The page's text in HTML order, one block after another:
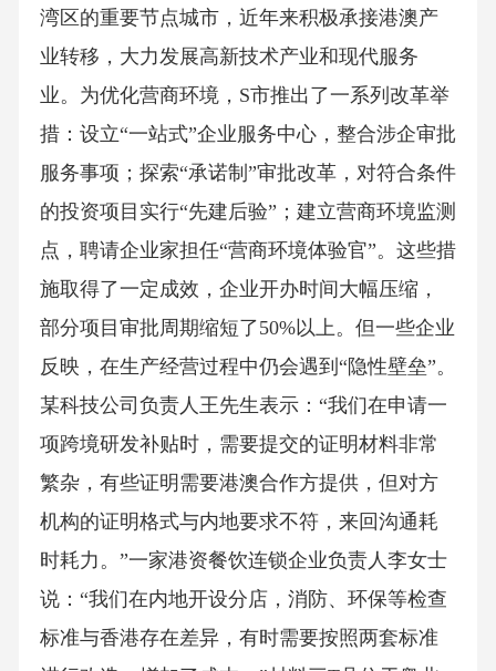
湾区的重要节点城市，近年来积极承接港澳产
业转移，大力发展高新技术产业和现代服务
业。为优化营商环境，S市推出了一系列改革举
措：设立“一站式”企业服务中心，整合涉企审批
服务事项；探索“承诺制”审批改革，对符合条件
的投资项目实行“先建后验”；建立营商环境监测
点，聘请企业家担任“营商环境体验官”。这些措
施取得了一定成效，企业开办时间大幅压缩，
部分项目审批周期缩短了50%以上。但一些企业
反映，在生产经营过程中仍会遇到“隐性壁垒”。
某科技公司负责人王先生表示：“我们在申请一
项跨境研发补贴时，需要提交的证明材料非常
繁杂，有些证明需要港澳合作方提供，但对方
机构的证明格式与内地要求不符，来回沟通耗
时耗力。”一家港资餐饮连锁企业负责人李女士
说：“我们在内地开设分店，消防、环保等检查
标准与香港存在差异，有时需要按照两套标准